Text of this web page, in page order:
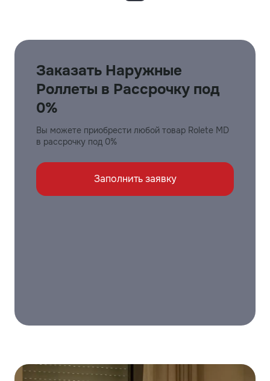
Заказать Наружные
Роллеты в Рассрочку под
0%
Вы можете приобрести любой товар Rolete MD
в рассрочку под 0%
Заполнить заявку